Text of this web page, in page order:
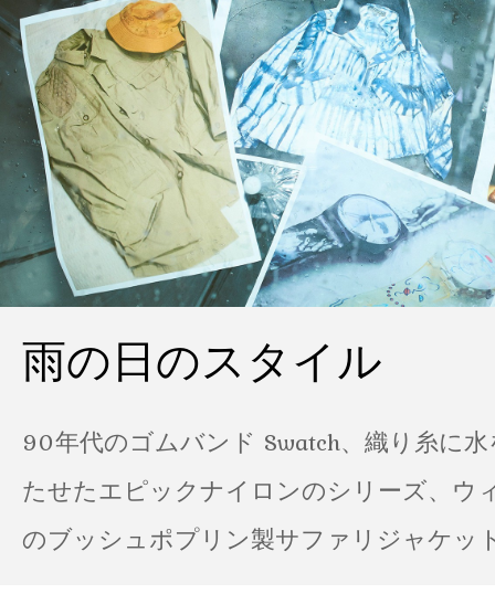
雨の日のスタイル
90年代のゴムバンド Swatch、織り糸に
たせたエピックナイロンのシリーズ、ウ
のブッシュポプリン製サファリジャケッ